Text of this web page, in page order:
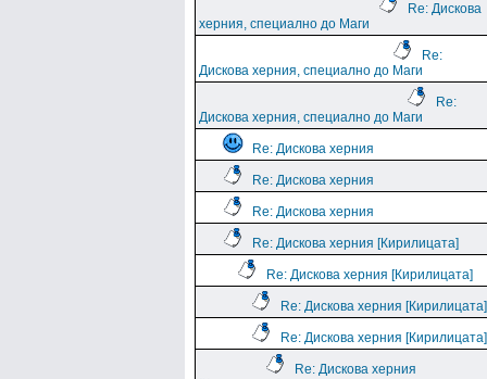
Re: Дискова
херния, специално до Маги
Re:
Дискова херния, специално до Маги
Re:
Дискова херния, специално до Маги
Re: Дискова херния
Re: Дискова херния
Re: Дискова херния
Re: Дискова херния [Кирилицата]
Re: Дискова херния [Кирилицата]
Re: Дискова херния [Кирилицата]
Re: Дискова херния [Кирилицата]
Re: Дискова херния